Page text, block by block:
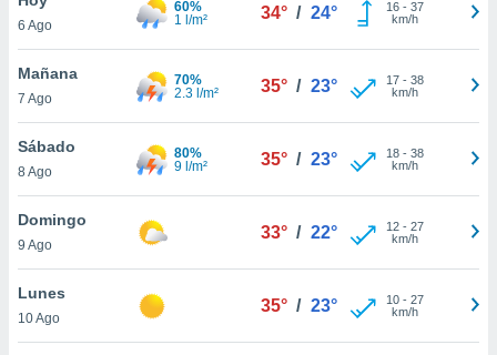
en
más
nuestra
de
6 Ago
60%
1 l/m²
34° / 24° 16- 37
km/h
Mañana
7 Ago
70%
2.3 l/m²
35° / 23° 17- 38
km/h
Sábado
8 Ago
80%
9 l/m²
35° / 23° 18- 38
km/h
Domingo
9 Ago
33° / 22° 12- 27
km/h
Lunes
10 Ago
35° / 23° 10- 27
km/h